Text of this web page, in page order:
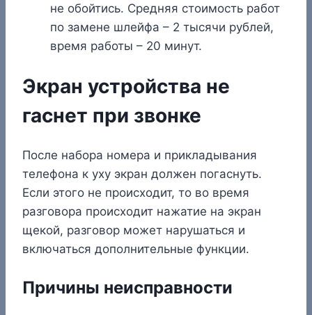
не обойтись. Средняя стоимость работ
по замене шлейфа – 2 тысячи рублей,
время работы – 20 минут.
Экран устройства не
гаснет при звонке
После набора номера и прикладывания
телефона к уху экран должен погаснуть.
Если этого не происходит, то во время
разговора происходит нажатие на экран
щекой, разговор может нарушаться и
включаться дополнительные функции.
Причины неисправности